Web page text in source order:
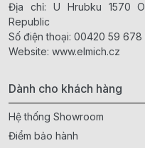
Địa chỉ: U Hrubku 1570
Republic
Số điện thoại: 00420 59 678
Website: www.elmich.cz
Dành cho khách hàng
Hệ thống Showroom
Điểm bảo hành